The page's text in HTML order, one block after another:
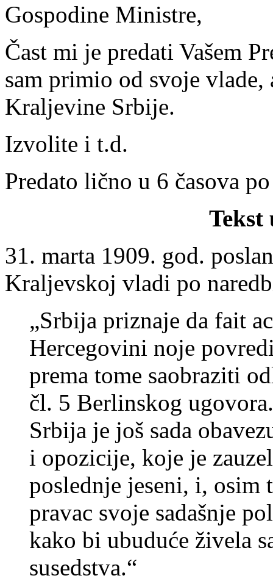
Gospodine Ministre,
Čast mi je predati Vašem
sam primio od svoje
Kraljevine Srbije.
Izvolite i t.d.
Predato lično u 6 časova
Tekst
31. marta 1909. god.
Kraljevskoj vladi po
„Srbija priznaje da fait
Hercegovini noje
prema tome saobraziti
čl. 5 Berlinskog
Srbija je još sada
i opozicije, koje je
poslednje jeseni, i, osim
pravac svoje sadašnje
kako bi ubuduće živela
susedstva.“